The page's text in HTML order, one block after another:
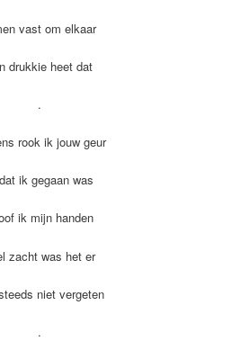
vast om elkaar
drukkie heet dat
.
rook ik jouw geur
ik gegaan was
ik mijn handen
zacht was het er
niet vergeten
.